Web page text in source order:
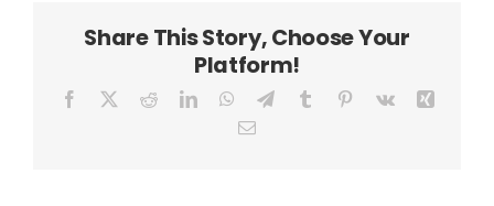
Share This Story, Choose Your
Platform!
Facebook RedditLinkedInWhatsApp
TelegramTumblr Pinterest
Vk
Email